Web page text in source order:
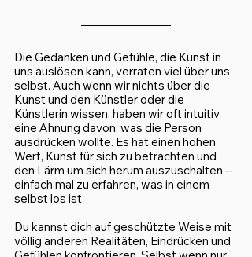
Die Gedanken und Gefühle, die Kunst in
uns auslösen kann, verraten viel über uns
selbst. Auch wenn wir nichts über die
Kunst und den Künstler oder die
Künstlerin wissen, haben wir oft intuitiv
eine Ahnung davon, was die Person
ausdrücken wollte. Es hat einen hohen
Wert, Kunst für sich zu betrachten und
den Lärm um sich herum auszuschalten –
einfach mal zu erfahren, was in einem
selbst los ist.
Du kannst dich auf geschützte Weise mit
völlig anderen Realitäten, Eindrücken und